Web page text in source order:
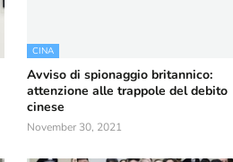
CINA
Avviso di spionaggio britannico:
attenzione alle trappole del debito
cinese
November 30, 2021